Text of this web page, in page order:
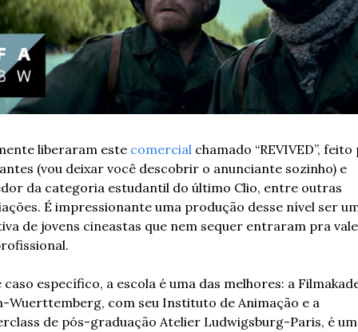
liberaram este comercial chamado “REVIVED”, feito
(vou deixar você descobrir o anunciante sozinho) e
da categoria estudantil do último Clio, entre outras
É impressionante uma produção desse nível ser
de jovens cineastas que nem sequer entraram pra
caso específico, a escola é uma das melhores: a
Wuerttemberg, com seu Instituto de Animação e a
de pós-graduação Atelier Ludwigsburg-Paris, é